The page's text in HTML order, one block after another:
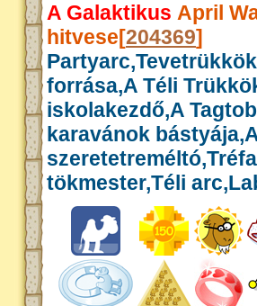
A Galaktikus April
hitvese[204369]
forrása,A Téli
iskolakezdő,A
karavánok
tökmester,Téli